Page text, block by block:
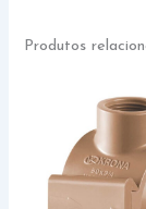
Produtos